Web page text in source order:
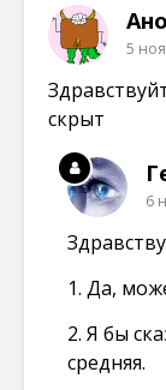
5
скрыт
6
1. Да,
2. Я бы
средняя.